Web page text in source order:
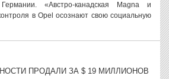
«Австро-канадская Magna и
в Opel осознают свою социальную
ПРОДАЛИ ЗА $ 19 МИЛЛИОНОВ